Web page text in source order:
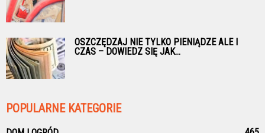
OSZCZĘDZAJ NIE TYLKO PIENIĄDZE ALE I
CZAS – DOWIEDZ SIĘ JAK...
POPULARNE KATEGORIE